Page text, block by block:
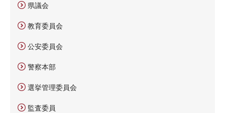
県議会
教育委員会
公安委員会
警察本部
選挙管理委員会
監査委員